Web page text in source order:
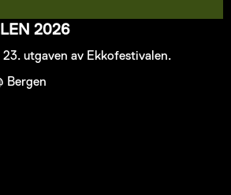
2026
utgaven av Ekkofestivalen.
Bergen